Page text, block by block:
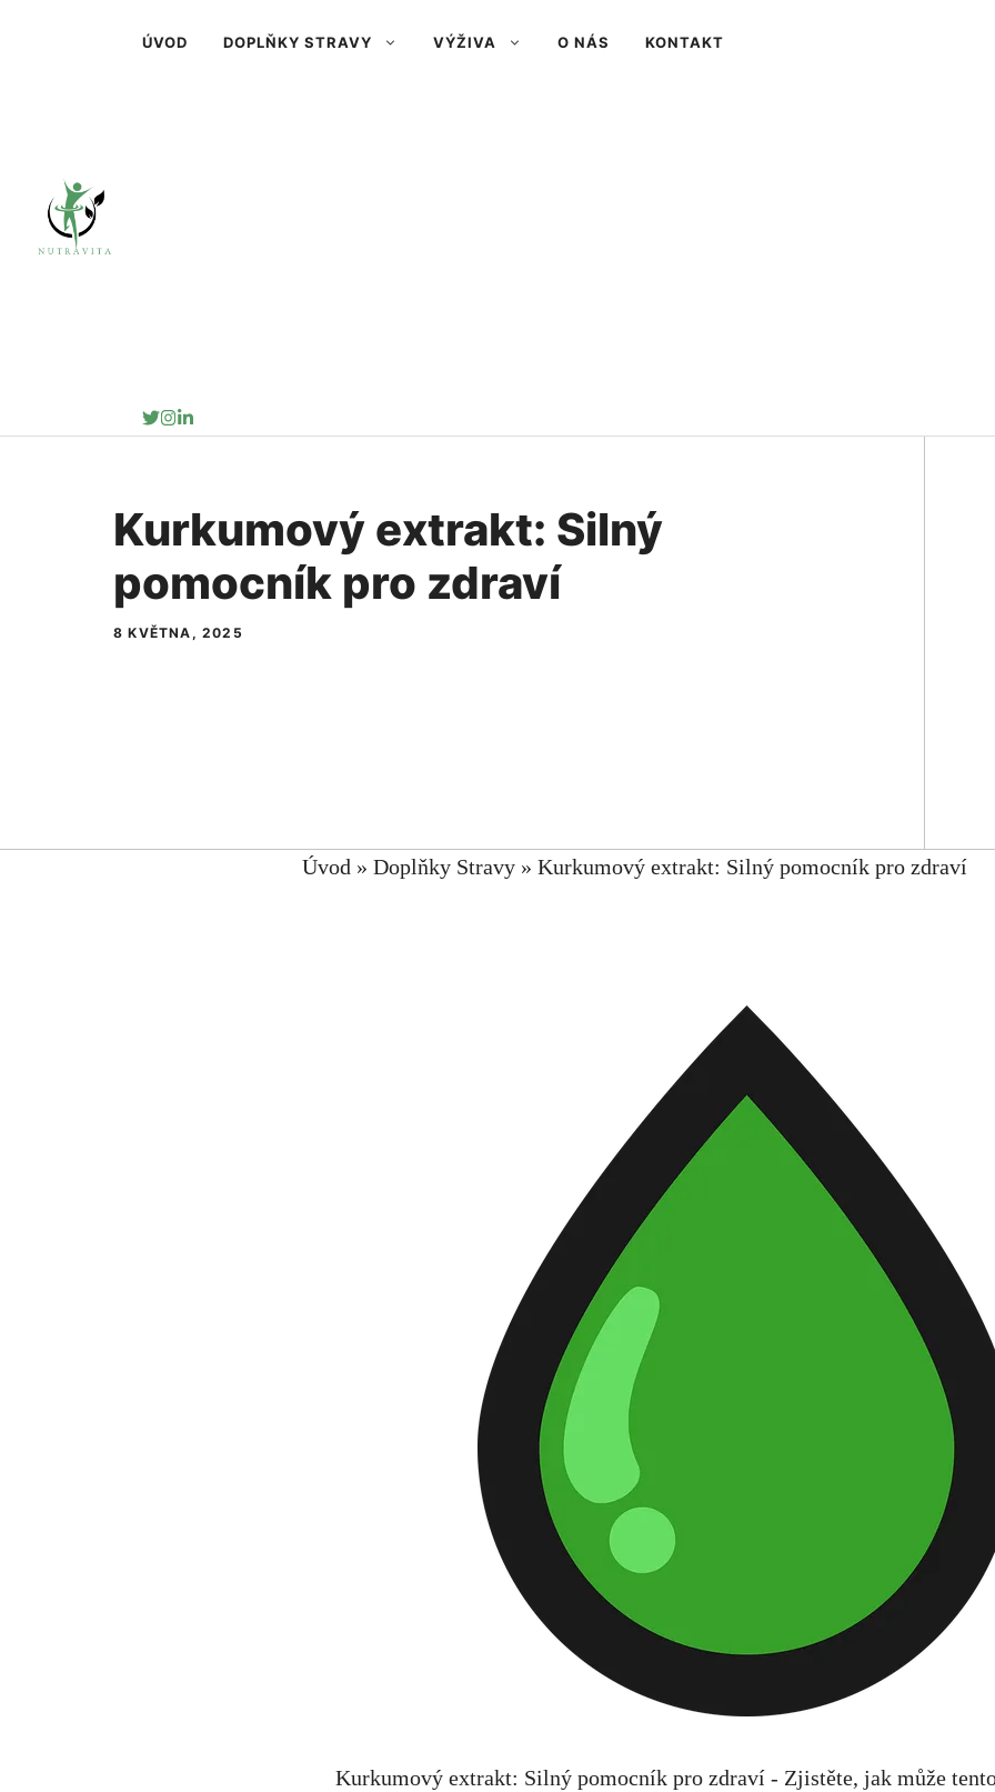
ÚVOD DOPLŇKY STRAVY VÝŽIVA O NÁS KONTAKT
Kurkumový extrakt: Silný
pomocník pro zdraví
8 KVĚTNA, 2025
Úvod » Doplňky Stravy » Kurkumový extrakt: Silný pomocník pro zdraví
Kurkumový⁤ extrakt: Silný⁣ pomocník ⁢pro zdraví ⁤- Zjistěte, jak může